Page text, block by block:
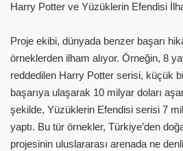
Harry Potter ve Yüzüklerin Efendisi
Proje ekibi, dünyada benzer başarı
örneklerden ilham alıyor. Örneğin, 8
reddedilen Harry Potter serisi, küçük
başarıya ulaşarak 10 milyar doları
şekilde, Yüzüklerin Efendisi serisi 7
yaptı. Bu tür örnekler, Türkiye’den
projesinin uluslararası arenada ne